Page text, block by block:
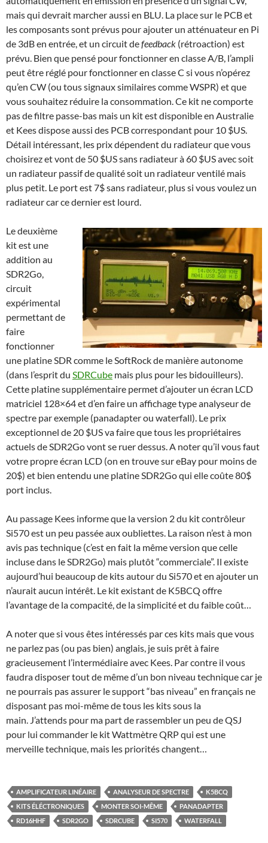
mais qui devrait marcher aussi en BLU. La place sur le PCB et
les composants sont prévus pour ajouter un atténuateur en Pi
de 3dB en entrée, et un circuit defeedback (rétroaction) est
prévu. Bien que pensé pour fonctionner en classe A/B, l’ampli
peut être réglé pour fonctionner en classe C si vous n’opérez
qu’en CW (ou tous signaux similaires comme WSPR) et que
vous souhaitez réduire la consommation. Ce kit ne comporte
pas de filtre passe-bas mais un kit est disponible en Australie
et Kees dispose aussi des PCB correspondant pour 10 $US.
Détail intéressant, les prix dépendent du radiateur que vous
choisirez et vont de 50 $US sans radiateur à 60 $US avec soit
un radiateur passif de qualité soit un radiateur ventilé mais
plus petit. Le port est 7$ sans radiateur, plus si vous voulez un
radiateur car ce dernier est lourd.
Le deuxième
kit est une
addition au
SDR2Go,
circuit
expérimental
permettant de
faire
fonctionner
une platine SDR comme le SoftRock de manière autonome
(dans l’esprit du SDRCube mais plus pour les bidouilleurs).
Cette platine supplémentaire permet d’ajouter un écran LCD
matriciel 128×64 et d’en faire un affichage type analyseur de
spectre par exemple (panadapter ou waterfall). Le prix
exceptionnel de 20 $US va faire que tous les propriétaires
actuels de SDR2Go vont se ruer dessus. A noter qu’il vous faut
votre propre écran LCD (on en trouve sur eBay pour moins de
20$) et bien entendu une platine SDR2Go qui elle coûte 80$
port inclus.
Au passage Kees informe que la version 2 du kit contrôleur
Si570 est un peu passée aux oubliettes. La raison n’est à mon
avis pas technique (c’est en fait la même version que celle
incluse dans le SDR2Go) mais plutôt “commerciale”. Il existe
aujourd’hui beaucoup de kits autour du Si570 et en ajouter un
n’aurait aucun intérêt. Le kit existant de K5BCQ offre
l’avantage de la compacité, de la simplicité et du faible coût…
A noter que si vous êtes intéressés par ces kits mais que vous
ne parlez pas (ou pas bien) anglais, je suis prêt à faire
gracieusement l’intermédiaire avec Kees. Par contre il vous
faudra disposer tout de même d’un bon niveau technique car je
ne pourrais pas assurer le support “bas niveau” en français ne
disposant pas moi-même de tous les kits sous la
main. J’attends pour ma part de rassembler un peu de QSJ
pour lui commander le kit Wattmètre QRP qui est une
merveille technique, mais les priorités changent…
AMPLIFICATEUR LINÉAIRE ANALYSEUR DE SPECTRE
K5BCQ
KITS ÉLÉCTRONIQUES
MONTER SOI-MÊME
PANADAPTER
RD16HHF
SDR2GO SDRCUBE SI570 WATERFALL